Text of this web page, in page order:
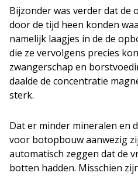
Bijzonder was verder dat de
door de tijd heen konden
namelijk laagjes in de de
die ze vervolgens precies
zwangerschap en
daalde de concentratie
sterk.
Dat er minder mineralen en
voor botopbouw aanwezig
automatisch zeggen dat de
botten hadden. Misschien